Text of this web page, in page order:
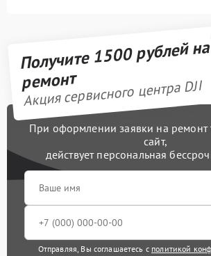
Получите 1500 рублей на
ремонт
Акция сервисного центра DJI
При оформлении заявки на ремонт
сайт,
действует персональная
Отправляя, Вы соглашаетесь с политикой